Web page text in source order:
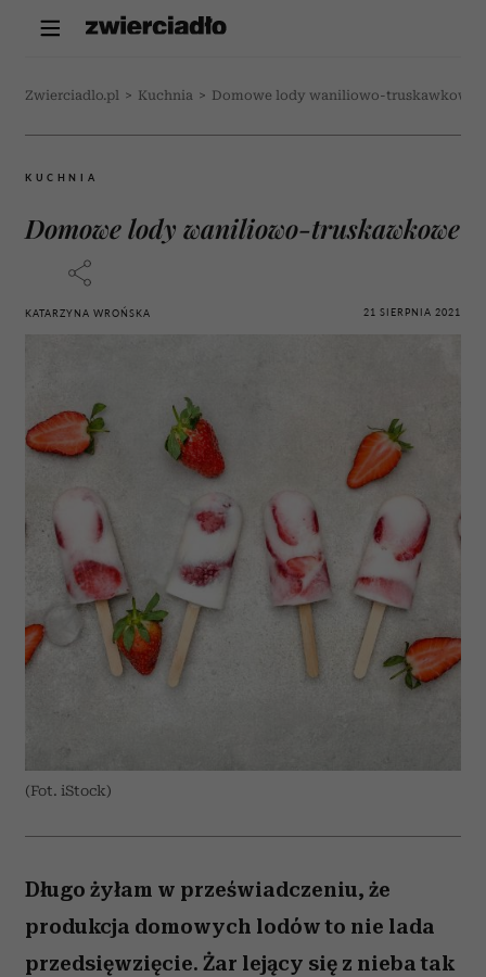
Zwierciadlo.pl > Kuchnia > Domowe lody waniliowo-truskawkowe
KUCHNIA
Domowe lody waniliowo-truskawkowe
KATARZYNA WROŃSKA 21 SIERPNIA 2021
(Fot. iStock)
Długo żyłam w przeświadczeniu, że
produkcja domowych lodów to nie lada
przedsięwzięcie. Żar lejący się z nieba tak